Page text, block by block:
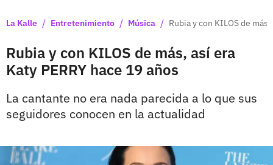
La Kalle / Entretenimiento / Música / Rubia y con KILOS de
Rubia y con KILOS de más, así era
Katy PERRY hace 19 años
La cantante no era nada parecida a lo que sus
seguidores conocen en la actualidad